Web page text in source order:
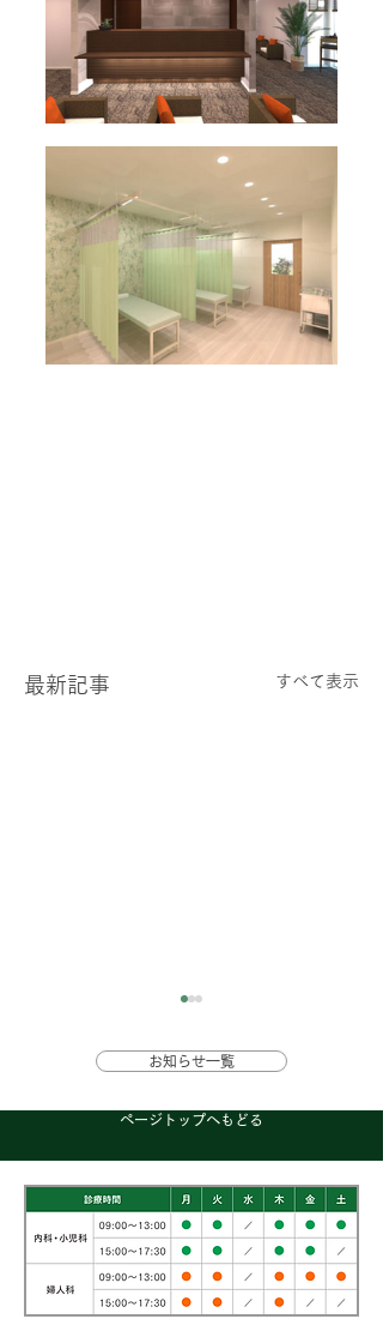
最新記事 すべて表示
ました！
か
な
ル
し
お知らせ一覧
ページトップへもどる